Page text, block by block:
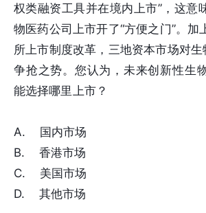
权类融资工具并在境内上市”，这意
物医药公司上市开了“方便之门”。加
所上市制度改革，三地资本市场对生
争抢之势。您认为，未来创新性生
能选择哪里上市？
A. 国内市场
B. 香港市场
C. 美国市场
D. 其他市场